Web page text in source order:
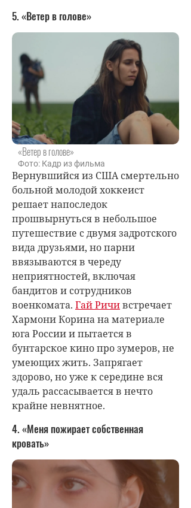
5. «Ветер в голове»
«Ветер в голове»
Фото: Кадр из фильма
Вернувшийся из США смертельно
больной молодой хоккеист
решает напоследок
прошвырнуться в небольшое
путешествие с двумя задротского
вида друзьями, но парни
ввязываются в череду
неприятностей, включая
бандитов и сотрудников
военкомата. Гай Ричивстречает
Хармони Корина на материале
юга России и пытается в
бунтарское кино про зумеров, не
умеющих жить. Запрягает
здорово, но уже к середине вся
удаль рассасывается в нечто
крайне невнятное.
4. «Меня пожирает собственная
кровать»